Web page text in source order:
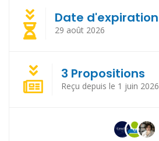
Date d'expiration
29 août 2026
3 Propositions
Reçu depuis le 1 juin 2026